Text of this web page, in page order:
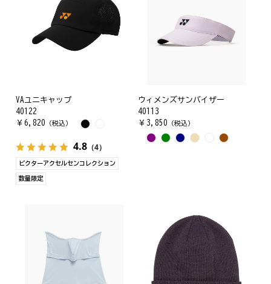
VAユニキャップ
40122
￥ 6,820 （税込）
4.8 （4）
ビクターアクセルセンコレクション
数量限定
ウィメンズサンバイザー
40113
￥ 3,850 （税込）